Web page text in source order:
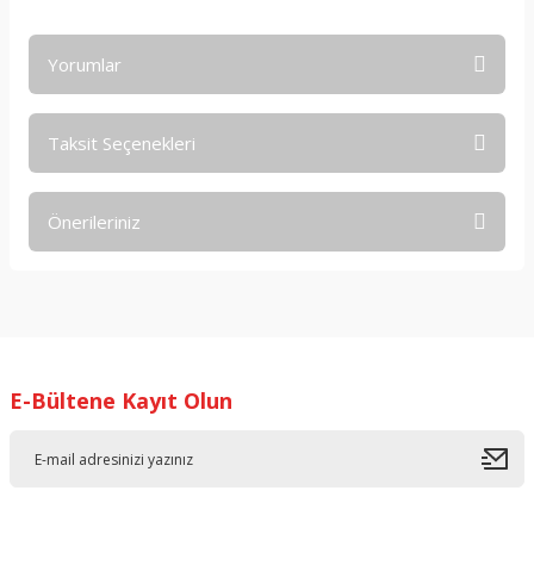
Yorumlar
Taksit Seçenekleri
Önerileriniz
Ürün resmi kalitesiz, bozuk veya görüntülenemiyor.
E-Bültene Kayıt Olun